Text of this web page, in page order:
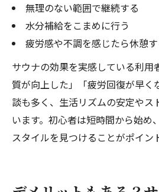
無理のない範囲で継続する
水分補給をこまめに行う
疲労感や不調を感じたら休憩
サウナの効果を実感している利用
質が向上した」「疲労回復が早く
談も多く、生活リズムの安定やス
います。初心者は短時間から始め
スタイルを見つけることがポイン